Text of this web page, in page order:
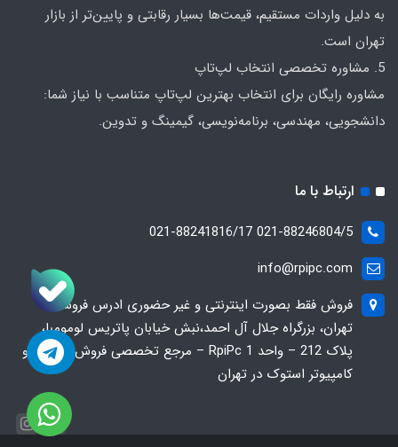
به دلیل واردات مستقیم، قیمت‌ها بسیار رقابتی و پایین‌تر از بازار
تهران است.
5. مشاوره تخصصی انتخاب لپ‌تاپ
مشاوره رایگان برای انتخاب بهترین لپ‌تاپ متناسب با نیاز شما:
دانشجویی، مهندسی، برنامه‌نویسی، گیمینگ و تدوین.
ارتباط با ما
021-88246804/5 021-88241816/17
info@rpipc.com
فروش فقط بصورت اینترنتی و غیر حضوری ادرس فروشگاه
تهران، بزرگراه جلال آل احمد،نبش خیابان پاتریس لومومبا،
پلاک 212 – واحد 1 RpiPc – مرجع تخصصی فروش لپ‌تاپ و
کامپیوتر استوک در تهران